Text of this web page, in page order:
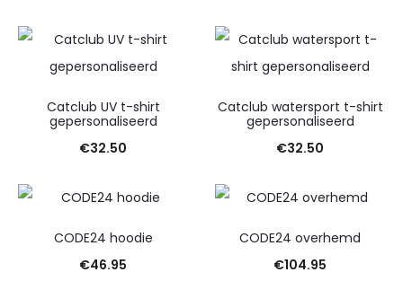
Catclub UV t-shirt
gepersonaliseerd
€32.50
Catclub watersport t-shirt
gepersonaliseerd
€32.50
CODE24 hoodie
€46.95
CODE24 overhemd
€104.95